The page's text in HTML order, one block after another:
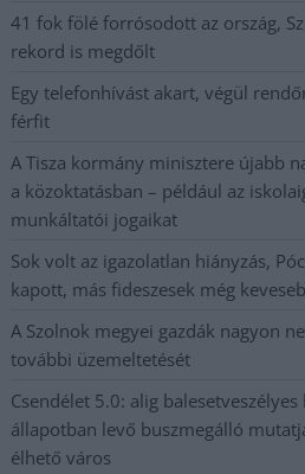
41 fok fölé forrósodott az ország,
rekord is megdőlt
Egy telefonhívást akart, végül
férfit
A Tisza kormány minisztere újabb
a közoktatásban – például az
munkáltatói jogaikat
Sok volt az igazolatlan hiányzás,
kapott, más fideszesek még
A Szolnok megyei gazdák nagyon
további üzemeltetését
Csendélet 5.0: alig
állapotban levő buszmegálló
élhető város